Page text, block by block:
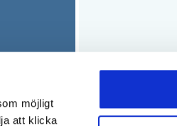
möjligt
att klicka